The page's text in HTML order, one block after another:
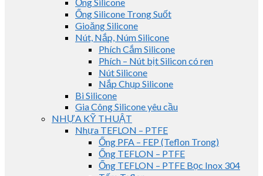
Ống Silicone Trong Suốt
Gioăng Silicone
Nút, Nắp, Núm Silicone
Phích Cắm Silicone
Phích – Nút bịt Silicon có ren
Nút Silicone
Nắp Chụp Silicone
Bi Silicone
Gia Công Silicone yêu cầu
NHỰA KỸ THUẬT
Nhựa TEFLON – PTFE
Ống PFA – FEP (Teflon Trong)
Ống TEFLON – PTFE
Ống TEFLON – PTFE Bọc Inox 304